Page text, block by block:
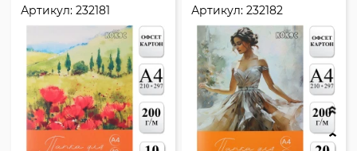
Артикул:232181
Артикул:232182